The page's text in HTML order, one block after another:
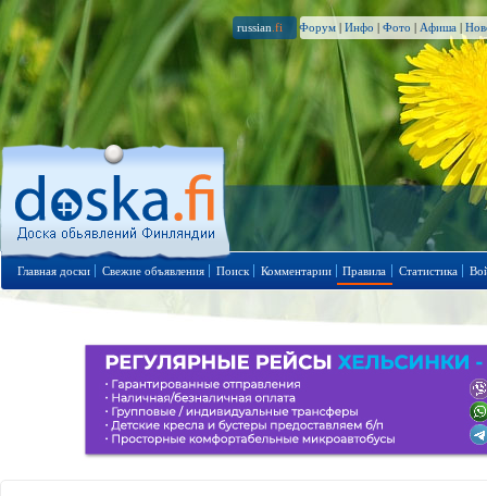
russian .fi Форум | Инфо | Фото | Афиша |
Главная доски Свежие объявления Поиск Комментарии Правила Статистика